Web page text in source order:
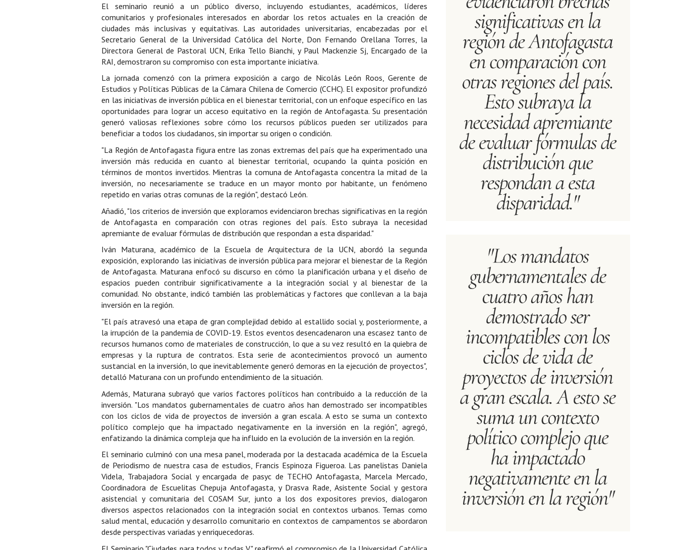
El seminario reunió a un público diverso, incluyendo estudiantes, académicos, líderes
comunitarios y profesionales interesados en abordar los retos actuales en la creación de
ciudades más inclusivas y equitativas. Las autoridades universitarias, encabezadas por el
Secretario General de la Universidad Católica del Norte, Don Fernando Orellana Torres, la
Directora General de Pastoral UCN, Erika Tello Bianchi, y Paul Mackenzie Sj, Encargado de la
RAI, demostraron su compromiso con esta importante iniciativa.
La jornada comenzó con la primera exposición a cargo de Nicolás León Roos, Gerente de
Estudios y Políticas Públicas de la Cámara Chilena de Comercio (CCHC). El expositor profundizó
en las iniciativas de inversión pública en el bienestar territorial, con un enfoque específico en las
oportunidades para lograr un acceso equitativo en la región de Antofagasta. Su presentación
generó valiosas reflexiones sobre cómo los recursos públicos pueden ser utilizados para
beneficiar a todos los ciudadanos, sin importar su origen o condición.
"La Región de Antofagasta figura entre las zonas extremas del país que ha experimentado una
inversión más reducida en cuanto al bienestar territorial, ocupando la quinta posición en
términos de montos invertidos. Mientras la comuna de Antofagasta concentra la mitad de la
inversión, no necesariamente se traduce en un mayor monto por habitante, un fenómeno
repetido en varias otras comunas de la región", destacó León.
Añadió, "los criterios de inversión que exploramos evidenciaron brechas significativas en la región
de Antofagasta en comparación con otras regiones del país. Esto subraya la necesidad
apremiante de evaluar fórmulas de distribución que respondan a esta disparidad."
Iván Maturana, académico de la Escuela de Arquitectura de la UCN, abordó la segunda
exposición, explorando las iniciativas de inversión pública para mejorar el bienestar de la Región
de Antofagasta. Maturana enfocó su discurso en cómo la planificación urbana y el diseño de
espacios pueden contribuir significativamente a la integración social y al bienestar de la
comunidad. No obstante, indicó también las problemáticas y factores que conllevan a la baja
inversión en la región.
"El país atravesó una etapa de gran complejidad debido al estallido social y, posteriormente, a
la irrupción de la pandemia de COVID-19. Estos eventos desencadenaron una escasez tanto de
recursos humanos como de materiales de construcción, lo que a su vez resultó en la quiebra de
empresas y la ruptura de contratos. Esta serie de acontecimientos provocó un aumento
sustancial en la inversión, lo que inevitablemente generó demoras en la ejecución de proyectos",
detalló Maturana con un profundo entendimiento de la situación.
Además, Maturana subrayó que varios factores políticos han contribuido a la reducción de la
inversión. "Los mandatos gubernamentales de cuatro años han demostrado ser incompatibles
con los ciclos de vida de proyectos de inversión a gran escala. A esto se suma un contexto
político complejo que ha impactado negativamente en la inversión en la región", agregó,
enfatizando la dinámica compleja que ha influido en la evolución de la inversión en la región.
El seminario culminó con una mesa panel, moderada por la destacada académica de la Escuela
de Periodismo de nuestra casa de estudios, Francis Espinoza Figueroa. Las panelistas Daniela
Videla, Trabajadora Social y encargada de pasyc de TECHO Antofagasta, Marcela Mercado,
Coordinadora de Escuelitas Chepuja Antofagasta, y Drasva Rade, Asistente Social y gestora
asistencial y comunitaria del COSAM Sur, junto a los dos expositores previos, dialogaron
diversos aspectos relacionados con la integración social en contextos urbanos. Temas como
salud mental, educación y desarrollo comunitario en contextos de campamentos se abordaron
desde perspectivas variadas y enriquecedoras.